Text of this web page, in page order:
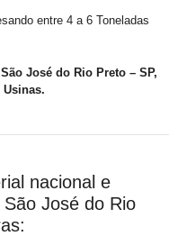
entre 4 a 6 Toneladas
José do Rio Preto – SP,
nacional e
José do Rio